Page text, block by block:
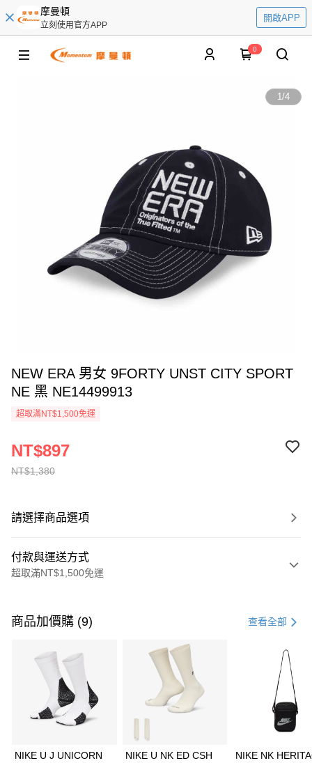
摩曼頓
立刻使用官方APP
開啟APP
0
1/4
NEW ERA 男女 9FORTY UNST CITY SPORT
NE 黑 NE14499913
超取滿NT$1,500免運
NT$1,380
NT$897
請選擇商品選項
付款與運送方式
超取滿NT$1,500免運
信用卡一次付款
3 期 0 利率 每期 21家銀行
合作金庫商業銀行
第一商業銀行
華南商業銀行
彰化商業銀行
上海商業儲蓄銀行
Apple Pay
商品加價購 (9) 查看全部
NIKE U J UNICORN
NIKE U NK ED CSH
NIKE NK